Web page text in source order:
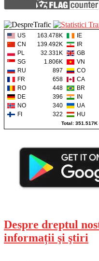
US 163.478K IE
CN
139.492K IR
PL
32.331K GB
SG
1.806K VN
RU
897 CO
FR
658 CA
RO
448 BR
DE
396 IN
NO
340 UA
FI
322 HU
Total: 351.517K
Despre dreptul
informații şi ştiri